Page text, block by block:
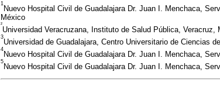
1
Nuevo Hospital Civil de Guadalajara Dr. Juan I. Menchaca,
México
²
Universidad Veracruzana, Instituto de Salud Pública, Veracruz,
3
Universidad de Guadalajara, Centro Universitario de Ciencias
4
Nuevo Hospital Civil de Guadalajara Dr. Juan I. Menchaca,
5
Nuevo Hospital Civil de Guadalajara Dr. Juan I. Menchaca,